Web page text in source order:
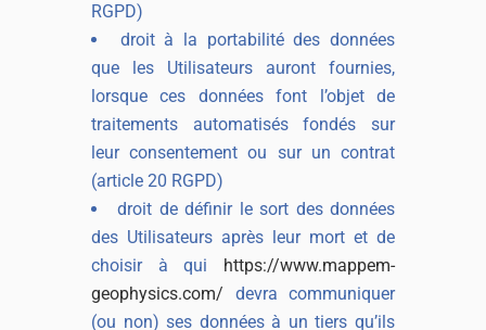
RGPD)
droit à la portabilité des données
que les Utilisateurs auront fournies,
lorsque ces données font l’objet de
traitements automatisés fondés sur
leur consentement ou sur un contrat
(article 20 RGPD)
droit de définir le sort des données
des Utilisateurs après leur mort et de
choisir à qui https://www.mappem-
geophysics.com/ devra communiquer
(ou non) ses données à un tiers qu’ils